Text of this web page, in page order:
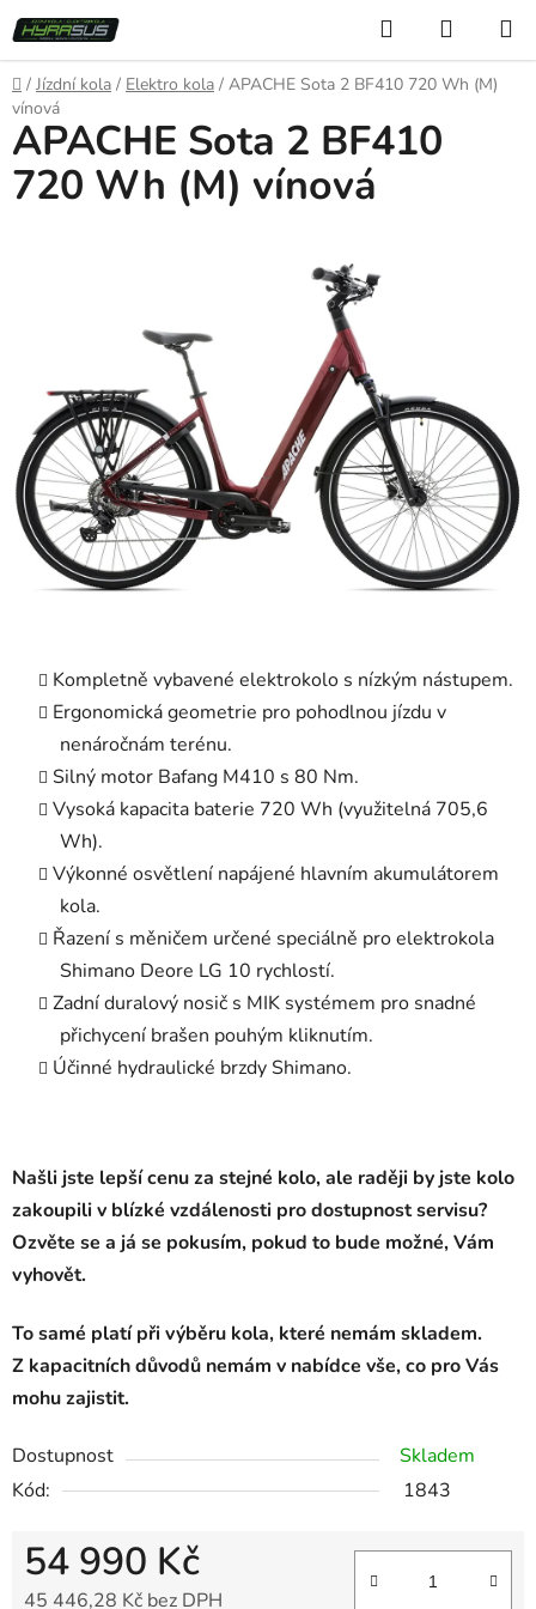
Přejít
na
obsah
Hledat
KOŠÍK
Domů
/ Jízdní kola / Elektro kola / APACHE Sota 2 BF410 720 Wh (M)
vínová
Kompletně vybavené elektrokolo s nízkým nástupem.
Ergonomická geometrie pro pohodlnou jízdu v
nenáročnám terénu.
Silný motor Bafang M410 s 80 Nm.
Vysoká kapacita baterie 720 Wh (využitelná 705,6
Wh).
Výkonné osvětlení napájené hlavním akumulátorem
kola.
Řazení s měničem určené speciálně pro elektrokola
Shimano Deore LG 10 rychlostí.
Zadní duralový nosič s MIK systémem pro snadné
přichycení brašen pouhým kliknutím.
Účinné hydraulické brzdy Shimano.
Našli jste lepší cenu za stejné kolo, ale raději by jste kolo
zakoupili v blízké vzdálenosti pro dostupnost servisu?
Ozvěte se a já se pokusím, pokud to bude možné, Vám
vyhovět.
To samé platí při výběru kola, které nemám skladem.
Z kapacitních důvodů nemám v nabídce vše, co pro Vás
mohu zajistit.
Dostupnost
Skladem
Kód:
1843
54 990 Kč
45 446,28 Kč bez DPH
APACHE Sota 2 BF410
720 Wh (M) vínová